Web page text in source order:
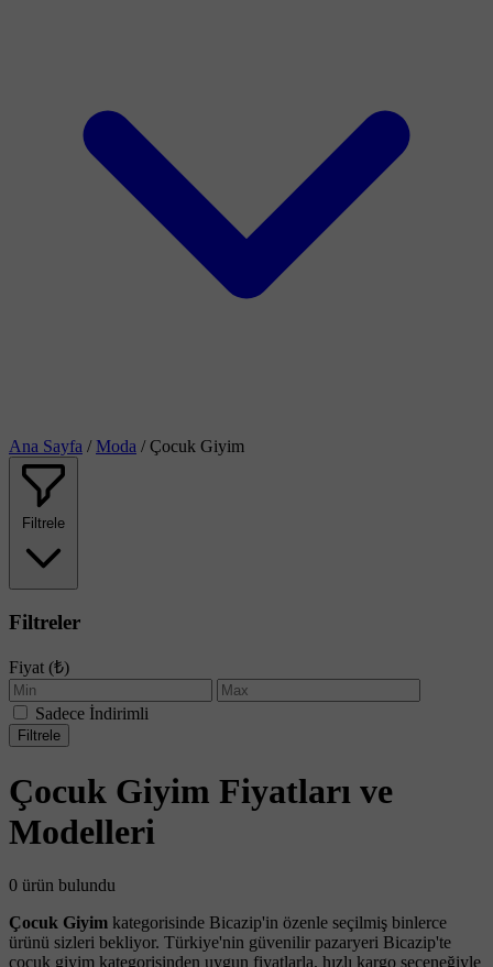
Ana Sayfa / Moda / Çocuk Giyim
Filtrele
Filtreler
Fiyat (₺)
Sadece İndirimli
Filtrele
Çocuk Giyim Fiyatları ve
Modelleri
0 ürün bulundu
Çocuk Giyim kategorisinde Bicazip'in özenle seçilmiş binlerce
ürünü sizleri bekliyor. Türkiye'nin güvenilir pazaryeri Bicazip'te
çocuk giyim kategorisinden uygun fiyatlarla, hızlı kargo seçeneğiyle